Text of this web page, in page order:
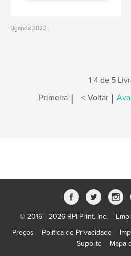
Uganda 2022
1-4 de 5
Primeira | < Voltar |
© 2016 - 2026 RPI Print, Inc.
Preços
Política de Privacidade
Suporte
Mapa